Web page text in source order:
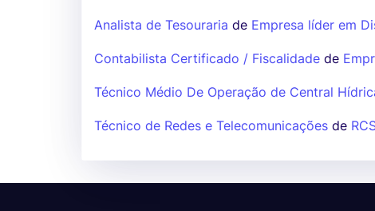
Analista de Tesouraria de Empresa líder em
Contabilista Certificado / Fiscalidade de
Técnico Médio De Operação de Central
Técnico de Redes e Telecomunicações de